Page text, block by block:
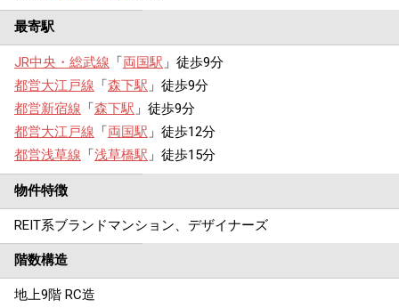
最寄駅
JR中央・総武線 「両国駅 」徒歩9分
都営大江戸線 「森下駅 」徒歩9分
都営新宿線 「森下駅 」徒歩9分
都営大江戸線 「両国駅 」徒歩12分
都営浅草線 「浅草橋駅 」徒歩15分
物件特徴
REIT系ブランドマンション、デザイナーズ
階数構造
地上9階 RC造